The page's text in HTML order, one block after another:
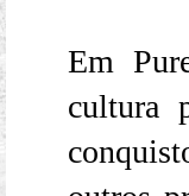
Em
cultura